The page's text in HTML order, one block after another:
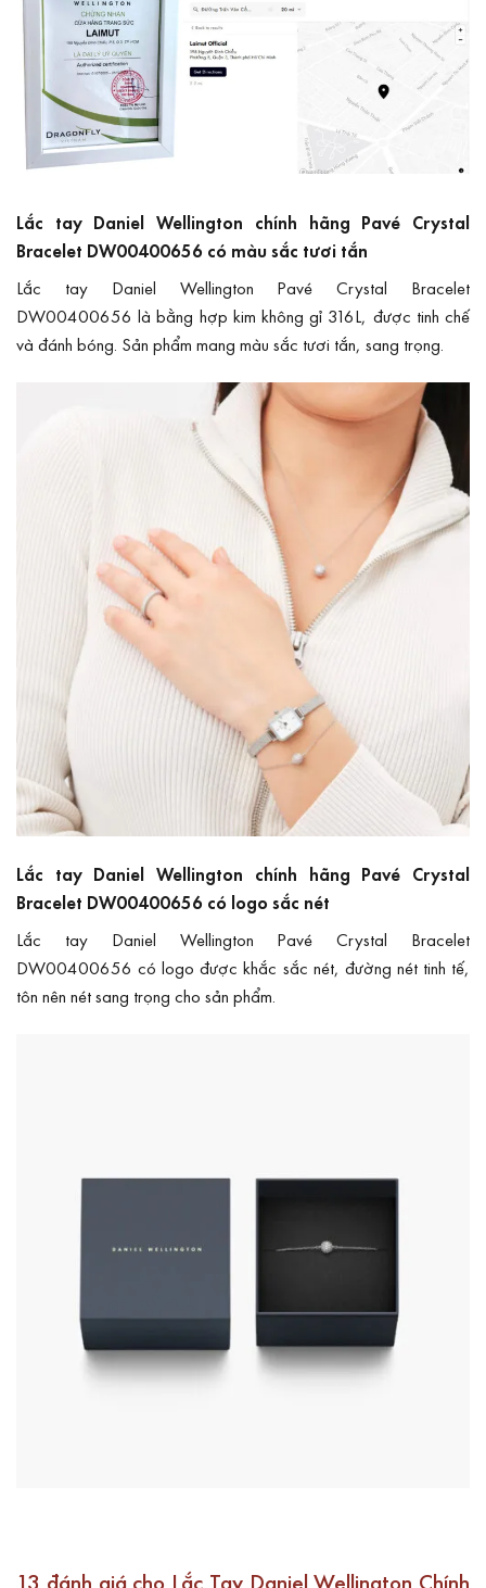
Lắc tay Daniel Wellington chính hãng Pavé Crystal
Bracelet DW00400656 có màu sắc tươi tắn
Lắc tay Daniel Wellington Pavé Crystal Bracelet
DW00400656 là bằng hợp kim không gỉ 316L, được tinh chế
và đánh bóng. Sản phẩm mang màu sắc tươi tắn, sang trọng.
Lắc tay Daniel Wellington chính hãng Pavé Crystal
Bracelet DW00400656 có logo sắc nét
Lắc tay Daniel Wellington Pavé Crystal Bracelet
DW00400656 có logo được khắc sắc nét, đường nét tinh tế,
tôn nên nét sang trọng cho sản phẩm.
13 đánh giá cho Lắc Tay Daniel Wellington Chính